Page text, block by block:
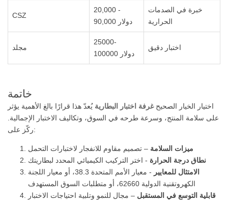
CSZ
20,000 -
90,000 دولار
خبرة في الصدمات
الحرارية
مجلد
25000-
100000 دولار
اختبار دقيق
خاتمة
اختيار الخيار الصحيحغرفة اختبار البطارية يُعدّ هذا قرارًا بالغ الأهمية يؤثر
على سلامة المنتج، وسرعة طرحه في السوق، وتكاليف الاختبار الإجمالية.
ركّز على:
ميزات السلامة – تصميم مقاوم للانفجار لاختبارات التحمل
نطاق درجة الحرارة - اختر التركيب الكيميائي المحدد لبطاريتك
الامتثال للمعايير
- معيار الأمم المتحدة 38.3، أو معيار اللجنة
الكهروتقنية الدولية 62660، أو متطلبات السوق المستهدف
قابلية التوسع في المستقبل – مجال للنمو وتلبية احتياجات الاختبار